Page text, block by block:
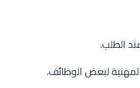
الطلب.
لبعض الوظائف.